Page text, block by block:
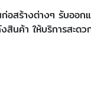
อสร้างต่างๆ รับออก
นค้า ให้บริการสะดว